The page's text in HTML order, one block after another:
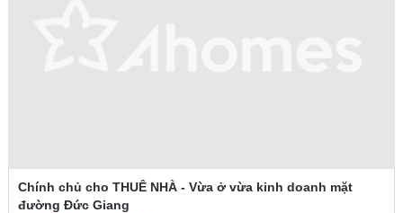
Chính chủ cho THUÊ NHÀ - Vừa ở vừa kinh doanh mặt
đường Đức Giang